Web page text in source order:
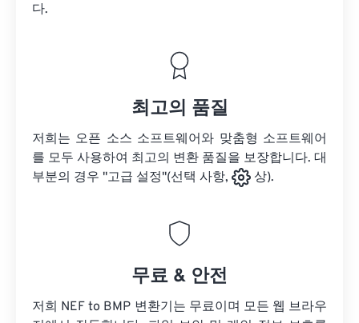
다.
최고의 품질
저희는 오픈 소스 소프트웨어와 맞춤형 소프트웨어
를 모두 사용하여 최고의 변환 품질을 보장합니다. 대
부분의 경우 "고급 설정"(선택 사항,
상).
무료 & 안전
저희 NEF to BMP 변환기는 무료이며 모든 웹 브라우